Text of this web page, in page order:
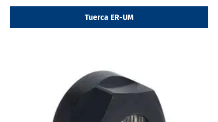
Tuerca ER-UM